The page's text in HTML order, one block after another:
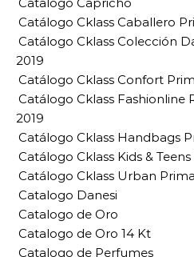
Catálogo Cklass Caballero
Catálogo Cklass Colección
2019
Catálogo Cklass Confort
Catálogo Cklass Fashionline
2019
Catálogo Cklass Handbags
Catálogo Cklass Kids &
Catálogo Cklass Urban
Catalogo Danesi
Catalogo de Oro
Catalogo de Oro 14 Kt
Catalogo de Perfumes